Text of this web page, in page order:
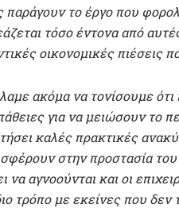
παράγουν το έργο που
τόσο έντονα από
οικονομικές πιέσεις
ακόμα να τονίσουμε
για να μειώσουν το
καλές πρακτικές
στην προστασία
να αγνοούνται και οι
τρόπο με εκείνες που